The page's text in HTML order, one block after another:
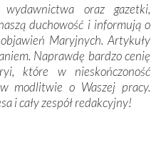
wizjonerów – Łucji
i Franciszka Marto.
Odprawiliśmy Drogę
stronach, odwiedziliśmy
zapaliliśmy świece
powierzonymi nam przez
oraz gazetki,
duchowość i informują o
Maryjnych. Artykuły
Naprawdę bardzo cenię
które w nieskończoność
modlitwie o Waszej pracy.
i cały zespół redakcyjny!